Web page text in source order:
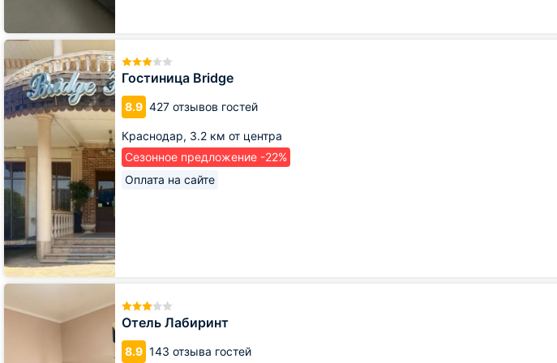
Гостиница Bridge
8.9 427 отзывов гостей
Краснодар, 3.2 км от центра
Сезонное предложение -22%
Оплата на сайте
Гостиница
Bridge
Отель Лабиринт
8.9 143 отзыва гостей
Отель
Лабиринт